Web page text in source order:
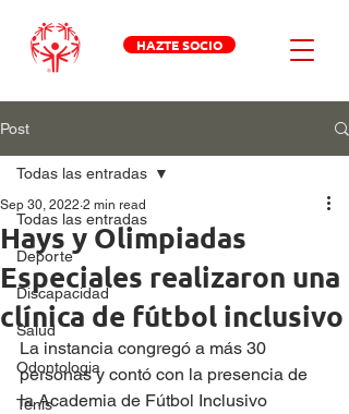
HAZTE SOCIO
Post
Todas las entradas
Deporte
Discapacidad
Salud
Odontologia
Tenis
Todas las entradas
Hays y Olimpiadas
Especiales realizaron una
clínica de fútbol inclusivo
Sep 30, 2022 2 min read
La instancia congregó a más 30
personas y contó con la presencia de
la Academia de Fútbol Inclusivo